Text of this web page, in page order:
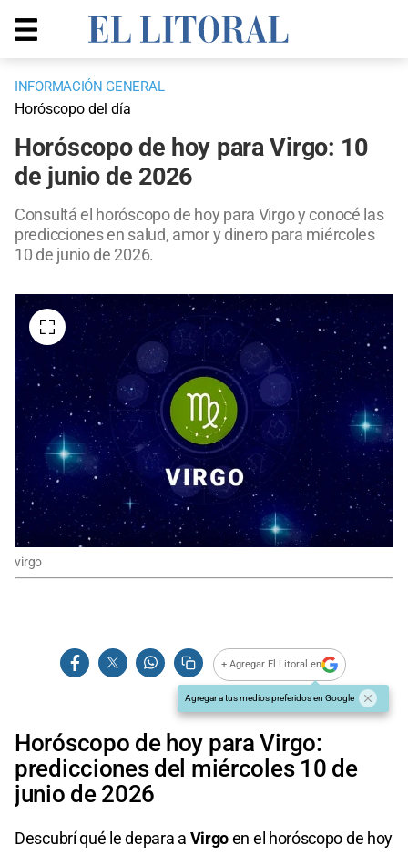
INFORMACIÓN GENERAL
Horóscopo del día
Horóscopo de hoy para Virgo: 10
de junio de 2026
Consultá el horóscopo de hoy para Virgo y conocé las
predicciones en salud, amor y dinero para miércoles
10 de junio de 2026.
virgo
+ Agregar El Litoral en
Agregar a tus medios preferidos en Google
Horóscopo de hoy para Virgo:
predicciones del miércoles 10 de
junio de 2026
Descubrí qué le depara a Virgoen el horóscopo de hoy